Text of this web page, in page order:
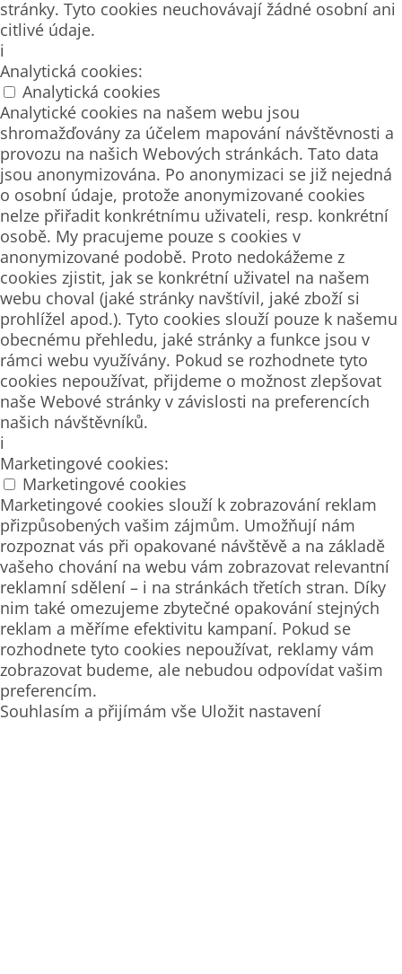
stránky. Tyto cookies neuchovávají žádné osobní ani
citlivé údaje.
i
Analytická cookies:
Analytická cookies
Analytické cookies na našem webu jsou
shromažďovány za účelem mapování návštěvnosti a
provozu na našich Webových stránkách. Tato data
jsou anonymizována. Po anonymizaci se již nejedná
o osobní údaje, protože anonymizované cookies
nelze přiřadit konkrétnímu uživateli, resp. konkrétní
osobě. My pracujeme pouze s cookies v
anonymizované podobě. Proto nedokážeme z
cookies zjistit, jak se konkrétní uživatel na našem
webu choval (jaké stránky navštívil, jaké zboží si
prohlížel apod.). Tyto cookies slouží pouze k našemu
obecnému přehledu, jaké stránky a funkce jsou v
rámci webu využívány. Pokud se rozhodnete tyto
cookies nepoužívat, přijdeme o možnost zlepšovat
naše Webové stránky v závislosti na preferencích
našich návštěvníků.
i
Marketingové cookies:
Marketingové cookies
Marketingové cookies slouží k zobrazování reklam
přizpůsobených vašim zájmům. Umožňují nám
rozpoznat vás při opakované návštěvě a na základě
vašeho chování na webu vám zobrazovat relevantní
reklamní sdělení – i na stránkách třetích stran. Díky
nim také omezujeme zbytečné opakování stejných
reklam a měříme efektivitu kampaní. Pokud se
rozhodnete tyto cookies nepoužívat, reklamy vám
zobrazovat budeme, ale nebudou odpovídat vašim
preferencím.
Souhlasím a přijímám vše Uložit nastavení